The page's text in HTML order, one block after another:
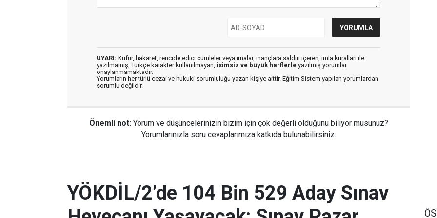
UYARI: Küfür, hakaret, rencide edici cümleler veya imalar, inançlara saldırı içeren, imla kuralları ile
yazılmamış, Türkçe karakter kullanılmayan, isimsiz ve büyük harflerle yazılmış yorumlar
onaylanmamaktadır.
Yorumların her türlü cezai ve hukuki sorumluluğu yazan kişiye aittir. Eğitim Sistem yapılan yorumlardan
sorumlu değildir.
Önemli not: Yorum ve düşüncelerinizin bizim için çok değerli olduğunu biliyor musunuz?
Yorumlarınızla soru cevaplarımıza katkıda bulunabilirsiniz.
YÖKDİL/2’de 104 Bin 529 Aday Sınav